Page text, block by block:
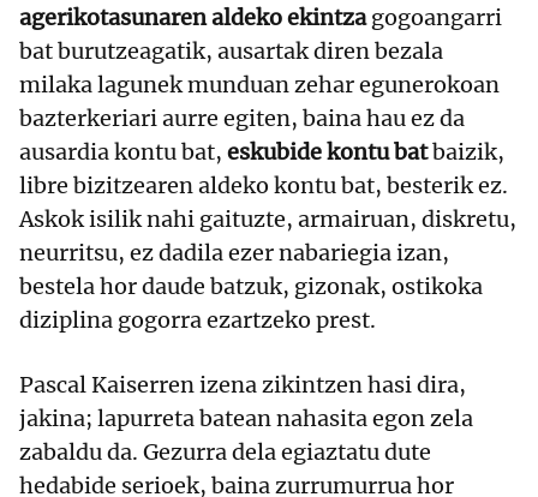
agerikotasunaren aldeko ekintzagogoangarri
bat burutzeagatik, ausartak diren bezala
milaka lagunek munduan zehar egunerokoan
bazterkeriari aurre egiten, baina hau ez da
ausardia kontu bat, eskubide kontu batbaizik,
libre bizitzearen aldeko kontu bat, besterik ez.
Askok isilik nahi gaituzte, armairuan, diskretu,
neurritsu, ez dadila ezer nabariegia izan,
bestela hor daude batzuk, gizonak, ostikoka
diziplina gogorra ezartzeko prest.
Pascal Kaiserren izena zikintzen hasi dira,
jakina; lapurreta batean nahasita egon zela
zabaldu da. Gezurra dela egiaztatu dute
hedabide serioek, baina zurrumurrua hor